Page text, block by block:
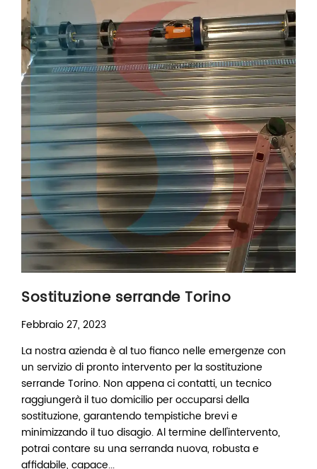
Sostituzione serrande Torino
Febbraio 27, 2023
La nostra azienda è al tuo fianco nelle emergenze con
un servizio di pronto intervento per la sostituzione
serrande Torino. Non appena ci contatti, un tecnico
raggiungerà il tuo domicilio per occuparsi della
sostituzione, garantendo tempistiche brevi e
minimizzando il tuo disagio. Al termine dell'intervento,
potrai contare su una serranda nuova, robusta e
affidabile, capace...